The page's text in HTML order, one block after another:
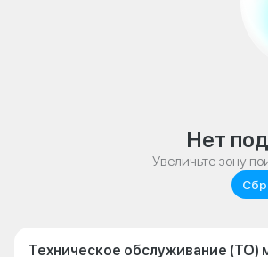
Нет
Увеличьте зону
Техническое обслуживание (ТО)